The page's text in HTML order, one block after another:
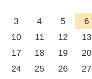
3
4 5 6
10
11 12 13
17
18 19 20
24
25 26 27